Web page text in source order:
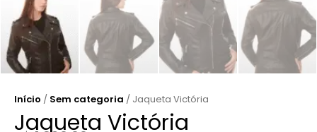
Início / Sem categoria / Jaqueta Victória
Jaqueta Victória